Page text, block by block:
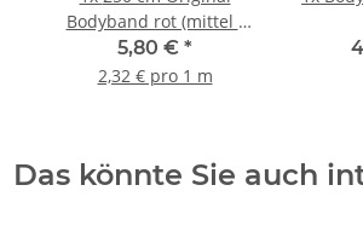
Bodyband rot (mittel -
0,20mm)
5,80 € *
2,32 € pro 1 m
Das könnte Sie auch